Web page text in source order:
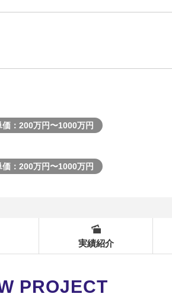
価：200万円〜1000万円
価：200万円〜1000万円
実績紹介
PROJECT